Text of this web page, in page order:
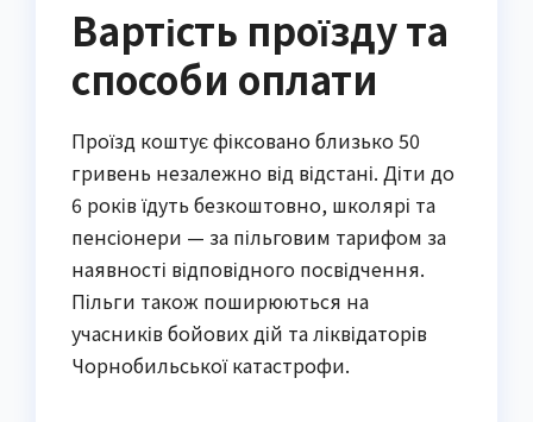
Вартість проїзду та
способи оплати
Проїзд коштує фіксовано близько 50
гривень незалежно від відстані. Діти до
6 років їдуть безкоштовно, школярі та
пенсіонери — за пільговим тарифом за
наявності відповідного посвідчення.
Пільги також поширюються на
учасників бойових дій та ліквідаторів
Чорнобильської катастрофи.